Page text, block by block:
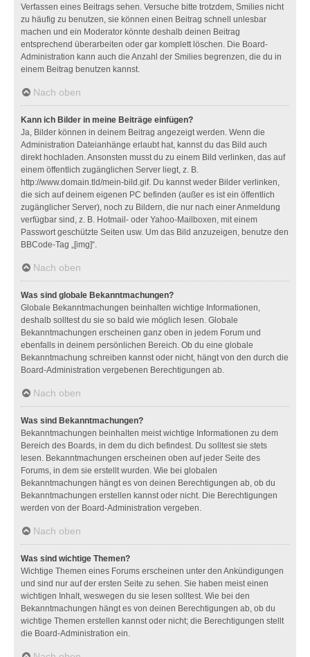
Verfassen eines Beitrags sehen. Versuche bitte trotzdem, Smilies nicht
zu häufig zu benutzen, sie können einen Beitrag schnell unlesbar
machen und ein Moderator könnte deshalb deinen Beitrag
entsprechend überarbeiten oder gar komplett löschen. Die Board-
Administration kann auch die Anzahl der Smilies begrenzen, die du in
einem Beitrag benutzen kannst.
Nach oben
Kann ich Bilder in meine Beiträge einfügen?
Ja, Bilder können in deinem Beitrag angezeigt werden. Wenn die
Administration Dateianhänge erlaubt hat, kannst du das Bild auch
direkt hochladen. Ansonsten musst du zu einem Bild verlinken, das auf
einem öffentlich zugänglichen Server liegt, z. B.
http://www.domain.tld/mein-bild.gif. Du kannst weder Bilder verlinken,
die sich auf deinem eigenen PC befinden (außer es ist ein öffentlich
zugänglicher Server), noch zu Bildern, die nur nach einer Anmeldung
verfügbar sind, z. B. Hotmail- oder Yahoo-Mailboxen, mit einem
Passwort geschützte Seiten usw. Um das Bild anzuzeigen, benutze den
BBCode-Tag „[img]“.
Nach oben
Was sind globale Bekanntmachungen?
Globale Bekanntmachungen beinhalten wichtige Informationen,
deshalb solltest du sie so bald wie möglich lesen. Globale
Bekanntmachungen erscheinen ganz oben in jedem Forum und
ebenfalls in deinem persönlichen Bereich. Ob du eine globale
Bekanntmachung schreiben kannst oder nicht, hängt von den durch die
Board-Administration vergebenen Berechtigungen ab.
Nach oben
Was sind Bekanntmachungen?
Bekanntmachungen beinhalten meist wichtige Informationen zu dem
Bereich des Boards, in dem du dich befindest. Du solltest sie stets
lesen. Bekanntmachungen erscheinen oben auf jeder Seite des
Forums, in dem sie erstellt wurden. Wie bei globalen
Bekanntmachungen hängt es von deinen Berechtigungen ab, ob du
Bekanntmachungen erstellen kannst oder nicht. Die Berechtigungen
werden von der Board-Administration vergeben.
Nach oben
Was sind wichtige Themen?
Wichtige Themen eines Forums erscheinen unter den Ankündigungen
und sind nur auf der ersten Seite zu sehen. Sie haben meist einen
wichtigen Inhalt, weswegen du sie lesen solltest. Wie bei den
Bekanntmachungen hängt es von deinen Berechtigungen ab, ob du
wichtige Themen erstellen kannst oder nicht; die Berechtigungen stellt
die Board-Administration ein.